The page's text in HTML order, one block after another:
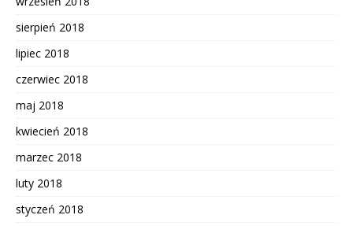
sierpień 2018
lipiec 2018
czerwiec 2018
maj 2018
kwiecień 2018
marzec 2018
luty 2018
styczeń 2018